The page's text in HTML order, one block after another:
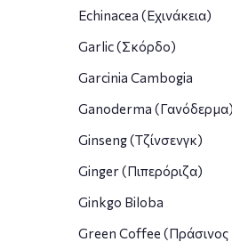
Echinacea (Εχινάκεια)
Garlic (Σκόρδο)
Garcinia Cambogia
Ganoderma (Γανόδερμα)
Ginseng (Τζίνσενγκ)
Ginger (Πιπερόριζα)
Ginkgo Biloba
Green Coffee